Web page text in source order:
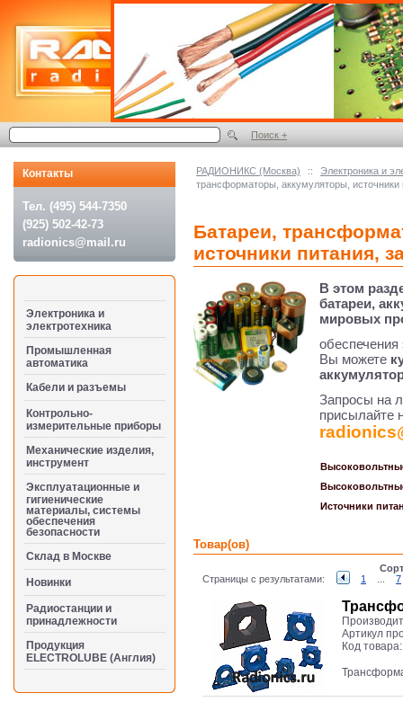
РАДИОНИКС (Москва) ::
Электроника и
трансформаторы, аккумуляторы, источники
Батареи,
источники питания,
В этом
батареи,
мировых
Вы можете
Запросы на
присылайте
Источники
Товар(ов)
Страницы с результатами:
1 7
Артикул
Код
Контакты
Тел. (495) 544-7350
(925) 502-42-73
radionics@mail.ru
Электроника и
электротехника
Промышленная
автоматика
Кабели и разъемы
Контрольно-
измерительные приборы
Механические изделия,
инструмент
Эксплуатационные и
гигиенические
материалы, системы
обеспечения
безопасности
Cклад в Москве
Новинки
Радиостанции и
принадлежности
Продукция
ELECTROLUBE (Англия)
Поиск +